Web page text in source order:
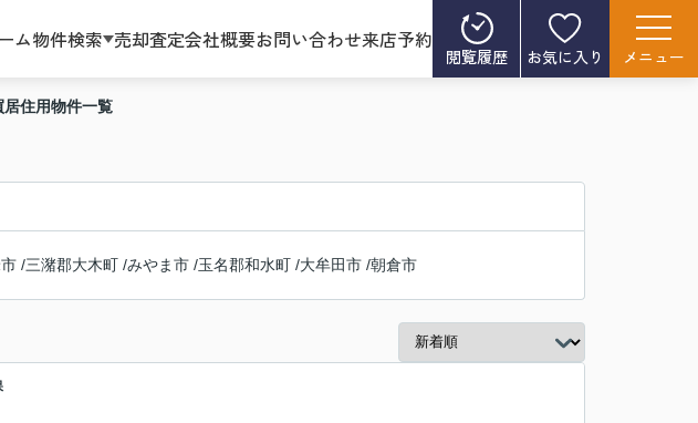
ム物件検索 売却査定会社概要お問い合わせ来店予約
閲覧履歴 お気に入り メニュー
居住用物件一覧
/三潴郡大木町 /みやま市 /玉名郡和水町 /大牟田市 /朝倉市